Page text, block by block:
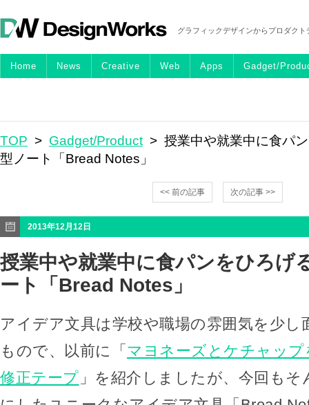
グラフィックデザインからプロダク
Home News Creative Web Apps Gadget/
TOP > Gadget/Product > 授業中や就業中に食パ
型ノート「Bread Notes」
<< 前の記事 次の記事 >>
2013年12月12日
授業中や就業中に食パンをひろげ
ート「Bread Notes」
アイデア文具は学校や職場の雰囲気を少し
もので、以前に「 マヨネーズとケチャッ
修正テープ 」を紹介しましたが、今回も